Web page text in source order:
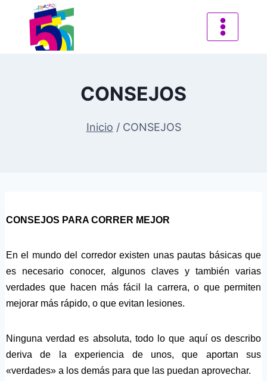
CONSEJOS
Inicio / CONSEJOS
CONSEJOS PARA CORRER MEJOR
En el mundo del corredor existen unas pautas básicas que
es necesario conocer, algunos claves y también varias
verdades que hacen más fácil la carrera, o que permiten
mejorar más rápido, o que evitan lesiones.
Ninguna verdad es absoluta, todo lo que aquí os describo
deriva de la experiencia de unos, que aportan sus
«verdades» a los demás para que las puedan aprovechar.